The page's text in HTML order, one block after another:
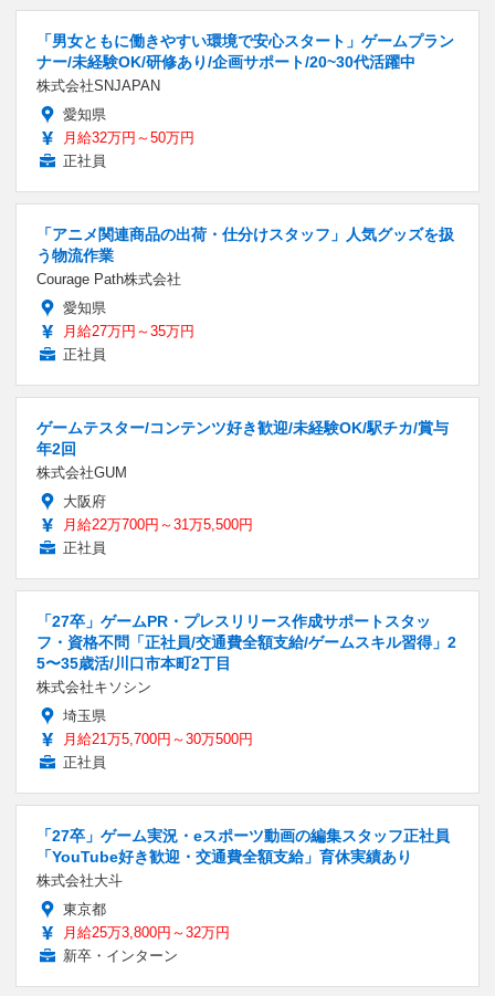
「男女ともに働きやすい環境で安心スタート」ゲームプラン
ナー/未経験OK/研修あり/企画サポート/20~30代活躍中
株式会社SNJAPAN
愛知県
月給32万円～50万円
正社員
「アニメ関連商品の出荷・仕分けスタッフ」人気グッズを扱
う物流作業
Courage Path株式会社
愛知県
月給27万円～35万円
正社員
ゲームテスター/コンテンツ好き歓迎/未経験OK/駅チカ/賞与
年2回
株式会社GUM
大阪府
月給22万700円～31万5,500円
正社員
「27卒」ゲームPR・プレスリリース作成サポートスタッ
フ・資格不問「正社員/交通費全額支給/ゲームスキル習得」2
5〜35歳活/川口市本町2丁目
株式会社キソシン
埼玉県
月給21万5,700円～30万500円
正社員
「27卒」ゲーム実況・eスポーツ動画の編集スタッフ正社員
「YouTube好き歓迎・交通費全額支給」育休実績あり
株式会社大斗
東京都
月給25万3,800円～32万円
新卒・インターン